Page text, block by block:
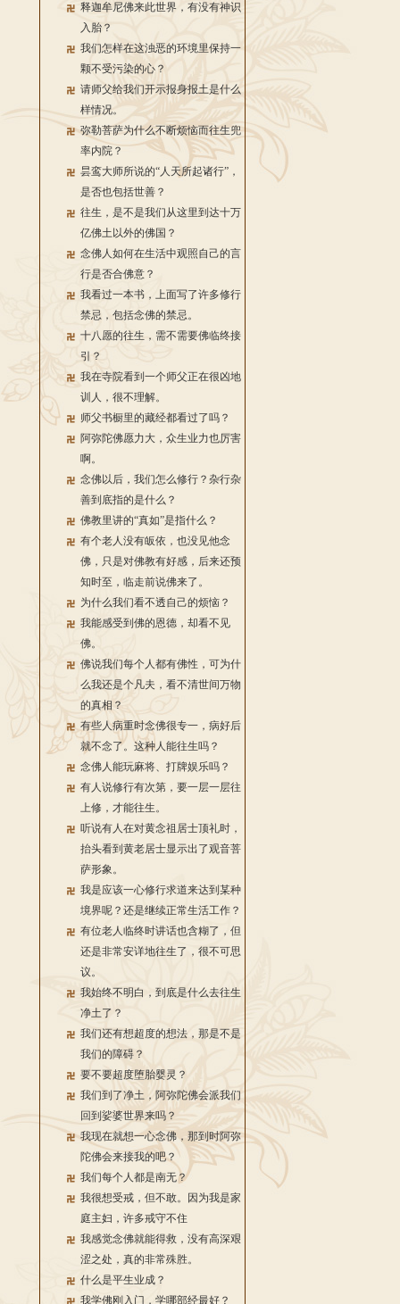
释迦牟尼佛来此世界，有没有神识
入胎？
我们怎样在这浊恶的环境里保持一
颗不受污染的心？
请师父给我们开示报身报土是什么
样情况。
弥勒菩萨为什么不断烦恼而往生兜
率内院？
昙鸾大师所说的“人天所起诸行”，
是否也包括世善？
往生，是不是我们从这里到达十万
亿佛土以外的佛国？
念佛人如何在生活中观照自己的言
行是否合佛意？
我看过一本书，上面写了许多修行
禁忌，包括念佛的禁忌。
十八愿的往生，需不需要佛临终接
引？
我在寺院看到一个师父正在很凶地
训人，很不理解。
师父书橱里的藏经都看过了吗？
阿弥陀佛愿力大，众生业力也厉害
啊。
念佛以后，我们怎么修行？杂行杂
善到底指的是什么？
佛教里讲的“真如”是指什么？
有个老人没有皈依，也没见他念
佛，只是对佛教有好感，后来还预
知时至，临走前说佛来了。
为什么我们看不透自己的烦恼？
我能感受到佛的恩德，却看不见
佛。
佛说我们每个人都有佛性，可为什
么我还是个凡夫，看不清世间万物
的真相？
有些人病重时念佛很专一，病好后
就不念了。这种人能往生吗？
念佛人能玩麻将、打牌娱乐吗？
有人说修行有次第，要一层一层往
上修，才能往生。
听说有人在对黄念祖居士顶礼时，
抬头看到黄老居士显示出了观音菩
萨形象。
我是应该一心修行求道来达到某种
境界呢？还是继续正常生活工作？
有位老人临终时讲话也含糊了，但
还是非常安详地往生了，很不可思
议。
我始终不明白，到底是什么去往生
净土了？
我们还有想超度的想法，那是不是
我们的障碍？
要不要超度堕胎婴灵？
我们到了净土，阿弥陀佛会派我们
回到娑婆世界来吗？
我现在就想一心念佛，那到时阿弥
陀佛会来接我的吧？
我们每个人都是南无？
我很想受戒，但不敢。因为我是家
庭主妇，许多戒守不住
我感觉念佛就能得救，没有高深艰
涩之处，真的非常殊胜。
什么是平生业成？
我学佛刚入门，学哪部经最好？